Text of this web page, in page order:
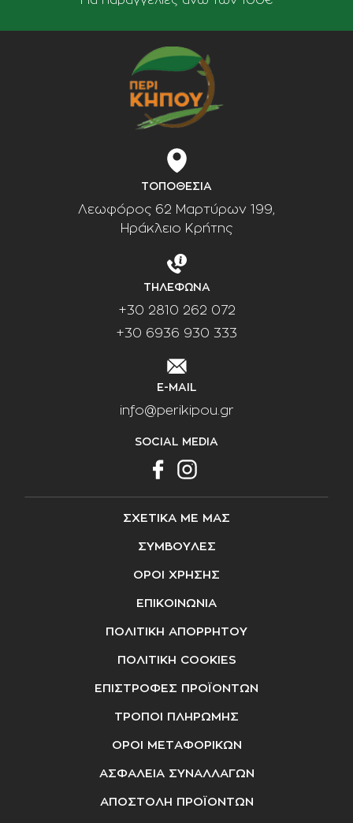
ΤΟΠΟΘΕΣΙΑ
Λεωφόρος 62 Μαρτύρων 199,
Ηράκλειο Κρήτης
ΤΗΛΕΦΩΝΑ
+30 2810 262 072
+30 6936 930 333
E-MAIL
info@perikipou.gr
SOCIAL MEDIA
ΣΧΕΤΙΚΑ ΜΕ ΜΑΣ
ΣΥΜΒΟΥΛΕΣ
ΟΡΟΙ ΧΡΗΣΗΣ
ΕΠΙΚΟΙΝΩΝΙΑ
ΠΟΛΙΤΙΚΗ ΑΠΟΡΡΗΤΟΥ
ΠΟΛΙΤΙΚΗ COOKIES
ΕΠΙΣΤΡΟΦΕΣ ΠΡΟΪΟΝΤΩΝ
ΤΡΟΠΟΙ ΠΛΗΡΩΜΗΣ
ΟΡΟΙ ΜΕΤΑΦΟΡΙΚΩΝ
ΑΣΦΑΛΕΙΑ ΣΥΝΑΛΛΑΓΩΝ
ΑΠΟΣΤΟΛΗ ΠΡΟΪΟΝΤΩΝ